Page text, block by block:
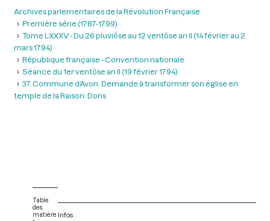
Archives parlementaires de la Révolution Française
Première série (1787-1799)
Tome LXXXV - Du 26 pluviôse au 12 ventôse an II (14 février au 2
mars 1794)
République française - Convention nationale
Séance du 1er ventôse an II (19 février 1794)
37. Commune d’Avon. Demande à transformer son église en
temple de la Raison. Dons
Table
des
matière Infos